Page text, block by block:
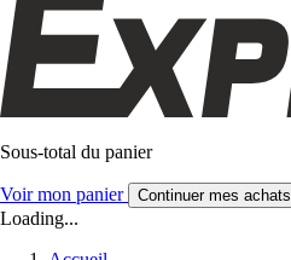
Sous-total du panier
Voir mon panier Continuer mes achats
Loading...